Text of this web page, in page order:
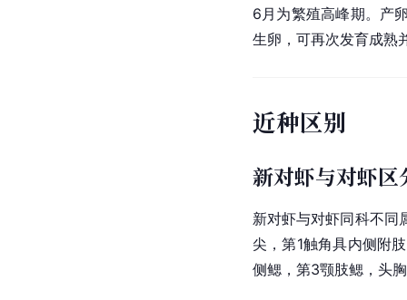
6月为繁殖高峰期。产
生卵，可再次发育成熟
近种区别
新对虾与对虾区
新对虾与对虾同科不同
尖，第1触角具内侧附肢
侧鳃，第3颚肢鳃，头